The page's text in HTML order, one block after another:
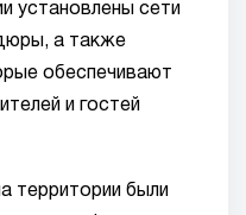
установлены сети
а также
обеспечивают
и гостей
территории были